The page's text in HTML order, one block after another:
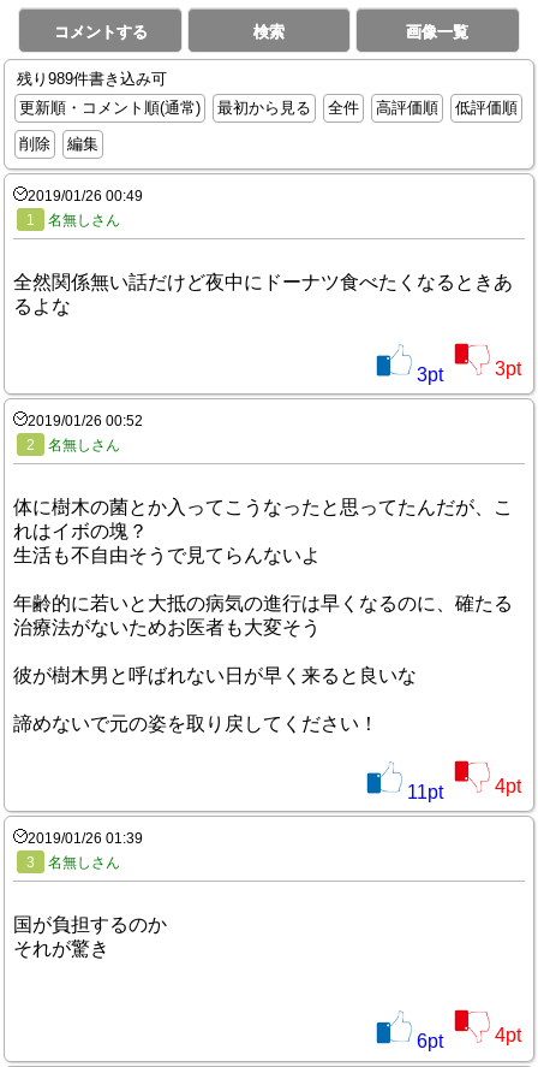
コメントする 検索 画像一覧
残り989件書き込み可
更新順・コメント順(通常)
最初から見る 全件 高評価順
低評価順
削除
編集
2019/01/26 00:49
1
名無しさん
全然関係無い話だけど夜中にドーナツ食べたくなるときあ
るよな
3pt 3pt
2019/01/26 00:52
2
名無しさん
体に樹木の菌とか入ってこうなったと思ってたんだが、こ
れはイボの塊？
生活も不自由そうで見てらんないよ
年齢的に若いと大抵の病気の進行は早くなるのに、確たる
治療法がないためお医者も大変そう
彼が樹木男と呼ばれない日が早く来ると良いな
諦めないで元の姿を取り戻してください！
11pt 4pt
2019/01/26 01:39
3
名無しさん
国が負担するのか
それが驚き
6pt 4pt